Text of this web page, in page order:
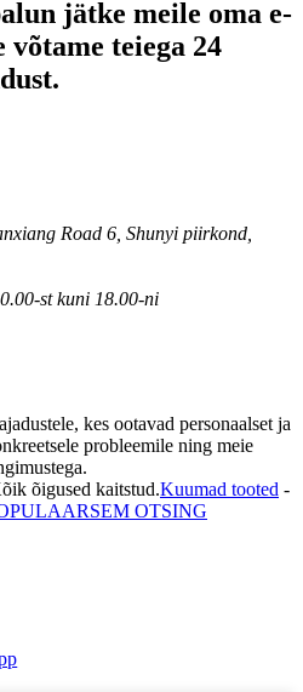
jätke meile oma e-
võtame teiega 24
Road 6, Shunyi piirkond,
st kuni 18.00-ni
kes ootavad personaalset ja
probleemile ning meie
õigused kaitstud.Kuumad tooted -
OTSING